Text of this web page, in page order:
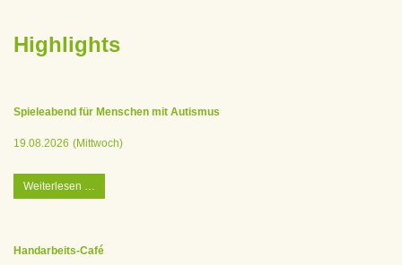
Highlights
Spieleabend für Menschen mit Autismus
19.08.2026 (Mittwoch)
Weiterlesen …
für
Autismus
Handarbeits-Café